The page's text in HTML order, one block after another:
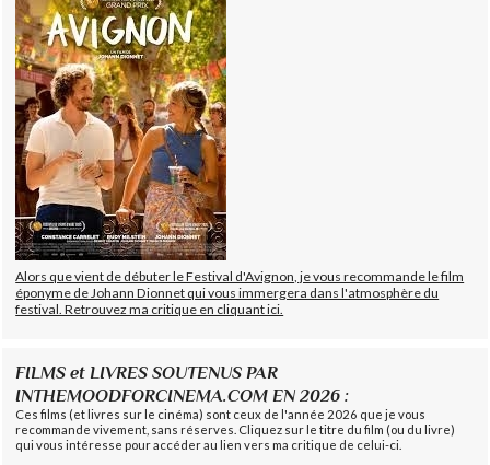
Alors que vient de débuter le Festival d'Avignon, je vous recommande le film
éponyme de Johann Dionnet qui vous immergera dans l'atmosphère du
festival. Retrouvez ma critique en cliquant ici.
FILMS et LIVRES SOUTENUS PAR
INTHEMOODFORCINEMA.COM EN 2026 :
Ces films (et livres sur le cinéma) sont ceux de l'année 2026 que je vous
recommande vivement, sans réserves. Cliquez sur le titre du film (ou du livre)
qui vous intéresse pour accéder au lien vers ma critique de celui-ci.